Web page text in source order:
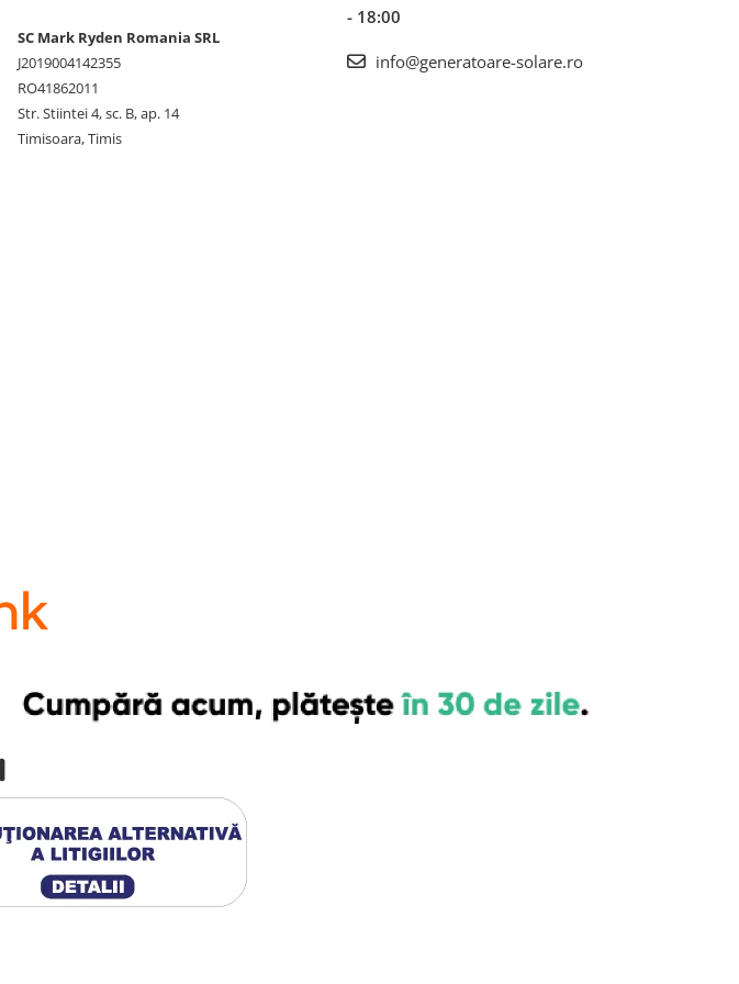
SC Mark Ryden Romania SRL
J2019004142355
RO41862011
Str. Stiintei 4, sc. B, ap. 14
Timisoara, Timis
- 18:00
info@generatoare-solare.ro